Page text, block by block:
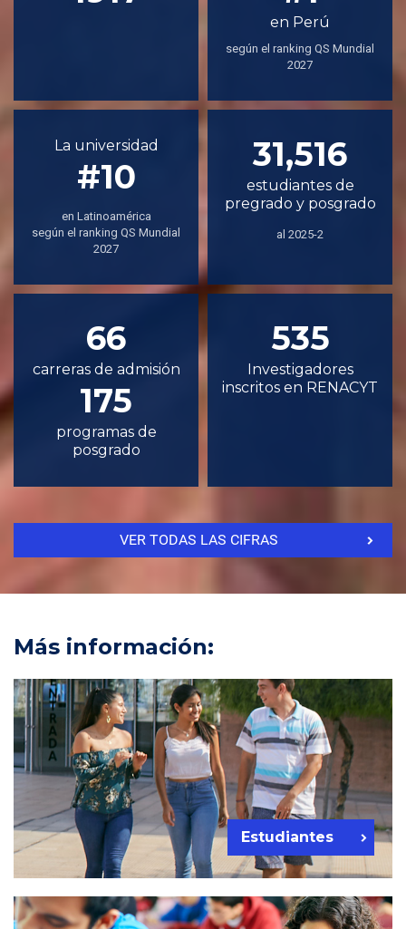
en Perú
según el ranking QS Mundial
2027
La universidad
#10
en Latinoamérica
según el ranking QS Mundial
2027
31,516
estudiantes de
pregrado y posgrado
al 2025-2
66
carreras de admisión
175
programas de
posgrado
535
Investigadores
inscritos en RENACYT
VER TODAS LAS CIFRAS
Más información:
Estudiantes